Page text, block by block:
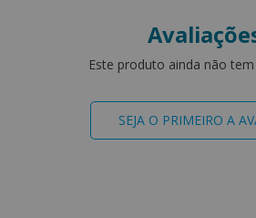
Este produto ainda não
SEJA O PRIMEIRO A